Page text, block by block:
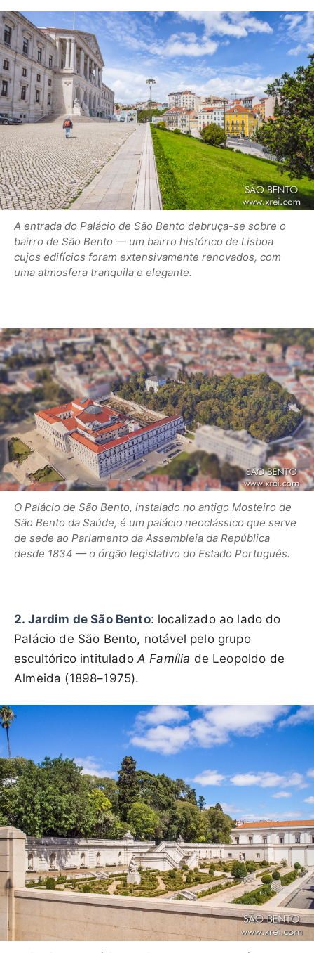
A entrada do Palácio de São Bento debruça-se sobre o
bairro de São Bento — um bairro histórico de Lisboa
cujos edifícios foram extensivamente renovados, com
uma atmosfera tranquila e elegante.
O Palácio de São Bento, instalado no antigo Mosteiro de
São Bento da Saúde, é um palácio neoclássico que serve
de sede ao Parlamento da Assembleia da República
desde 1834 — o órgão legislativo do Estado Português.
2. Jardim de São Bento: localizado ao lado do
Palácio de São Bento, notável pelo grupo
escultórico intituladoA Família de Leopoldo de
Almeida (1898–1975).